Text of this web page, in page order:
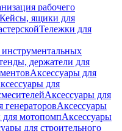
рабочего
Кейсы, ящики для
Тележки для
держатели для
Аксессуары для
для
Аксессуары для
генераторовАксессуары
для мотопомпАксессуары
для строительного